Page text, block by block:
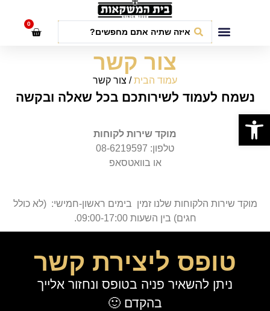
0
צור קשר
עמוד הבית/ צור קשר
נשמח לעמוד לשירותכם בכל שאלה ובקשה
מוקד שירות לקוחות
טלפון: 08-6219597
או בוואטסאפ
מוקד שירות הלקוחות שלנו זמין בימים ראשון-חמישי: (לא כולל
חגים) בין השעות 09:00-17:00.
טופס ליצירת קשר
ניתן להשאיר פניה בטופס ונחזור אלייך
בהקדם 🙂
פתח סרגל נגישות